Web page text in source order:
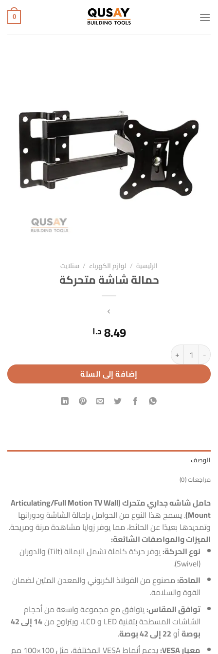
للمحتوى
0
الرئيسية / لوازم الكهرباء / ستلايت
حمالة شاشة متحركة
8.49د.ا
كمية حمالة شاشة متحركة
إضافة إلى السلة
الوصف
مراجعات (0)
حامل شاشه جداري متحرك (Articulating/Full Motion TV Wall
Mount) . يسمح هذا النوع من الحوامل بإمالة الشاشة ودورانها
وتمديدها بعيدًا عن الحائط، مما يوفر زوايا مشاهدة مرنة ومريحة.
الميزات والمواصفات الشائعة:
نوع الحركة:
يوفر حركة كاملة تشمل الإمالة (Tilt) والدوران
(Swivel).
المادة: مصنوع من الفولاذ الكربوني والمعدن المتين لضمان
القوة والسلامة.
توافق المقاس:يتوافق مع مجموعة واسعة من أحجام
الشاشات المسطحة بتقنية LED و LCD، ويتراوح من
14 إلى 42
بوصةأو22 إلى 42 بوصة
.
معيار VESA:
يدعم أنماط VESA المختلفة، مثل 100×100 مم